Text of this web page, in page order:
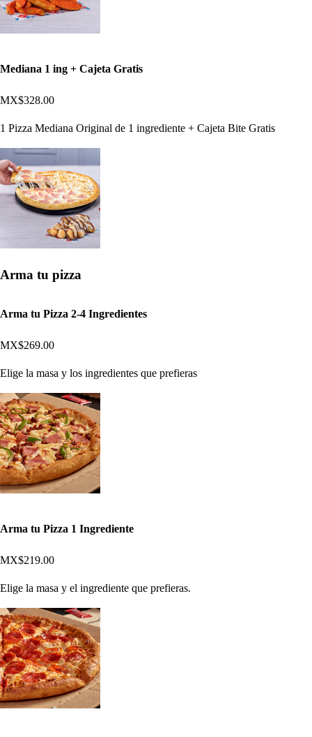
Mediana 1 ing + Cajeta Gratis
MX$328.00
1 Pizza Mediana Original de 1 ingrediente + Cajeta Bite Gratis
Arma tu pizza
Arma tu Pizza 2-4 Ingredientes
MX$269.00
Elige la masa y los ingredientes que prefieras
Arma tu Pizza 1 Ingrediente
MX$219.00
Elige la masa y el ingrediente que prefieras.